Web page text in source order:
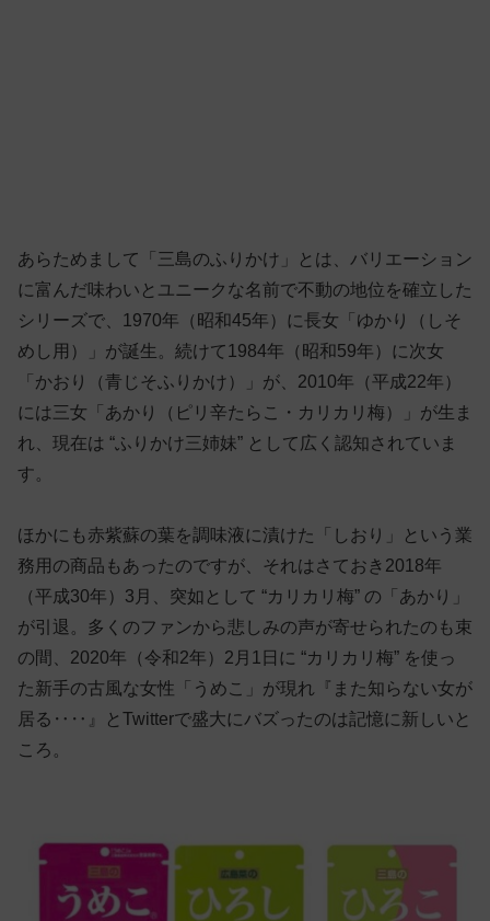
あらためまして「三島のふりかけ」とは、バリエーション
に富んだ味わいとユニークな名前で不動の地位を確立した
シリーズで、1970年（昭和45年）に長女「ゆかり（しそ
めし用）」が誕生。続けて1984年（昭和59年）に次女
「かおり（青じそふりかけ）」が、2010年（平成22年）
には三女「あかり（ピリ辛たらこ・カリカリ梅）」が生ま
れ、現在は “ふりかけ三姉妹” として広く認知されていま
す。
ほかにも赤紫蘇の葉を調味液に漬けた「しおり」という業
務用の商品もあったのですが、それはさておき2018年
（平成30年）3月、突如として “カリカリ梅” の「あかり」
が引退。多くのファンから悲しみの声が寄せられたのも束
の間、2020年（令和2年）2月1日に “カリカリ梅” を使っ
た新手の古風な女性「うめこ」が現れ『また知らない女が
居る‥‥』とTwitterで盛大にバズったのは記憶に新しいと
ころ。